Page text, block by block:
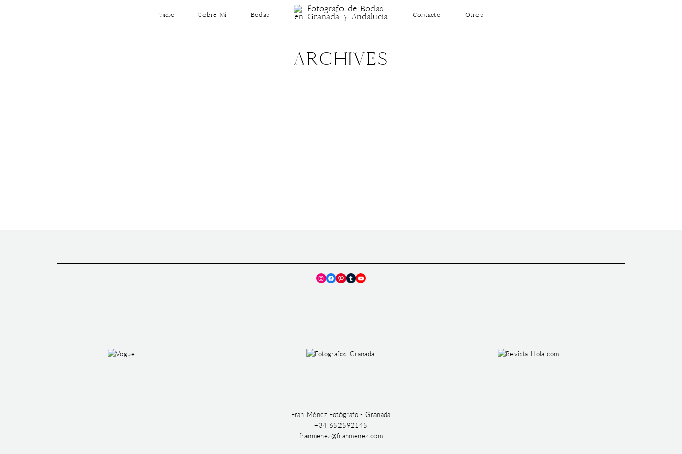
Inicio Sobre Mí Bodas Contacto Otros
ARCHIVES
Instagram
Facebook
Pinterest
TumblrYouTube
Fran Ménez Fotógrafo - Granada
+34 652592145
franmenez@franmenez.com